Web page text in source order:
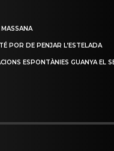
POR DE PENJAR L’ESTELADA
ESPONTÀNIES GUANYA EL